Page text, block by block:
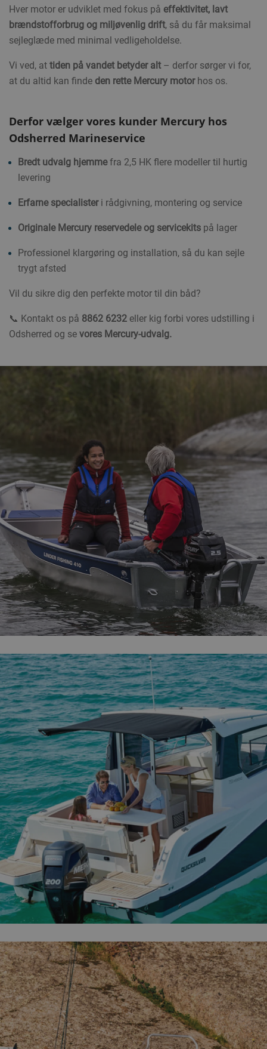
Hver motor er udviklet med fokus på effektivitet, lavt
brændstofforbrug og miljøvenlig drift, så du får maksimal
sejleglæde med minimal vedligeholdelse.
Vi ved, at tiden på vandet betyder alt– derfor sørger vi for,
at du altid kan finde den rette Mercury motorhos os.
Derfor vælger vores kunder Mercury hos
Odsherred Marineservice
Bredt udvalg hjemmefra 2,5 HK flere modeller til hurtig
levering
Erfarne specialisteri rådgivning, montering og service
Originale Mercury reservedele og servicekitspå lager
Professionel klargøring og installation, så du kan sejle
trygt afsted
Vil du sikre dig den perfekte motor til din båd?
📞 Kontakt os på 8862 6232eller kig forbi vores udstilling i
Odsherred og se vores Mercury-udvalg.